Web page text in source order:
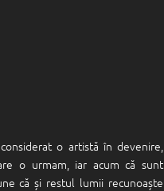
o artistă în devenire,
o urmam, iar acum că sunt
că și restul lumii recunoaște